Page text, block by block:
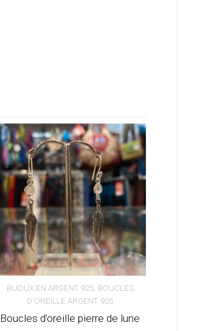
BIJOUX EN ARGENT 925, BOUCLES
D'OREILLE ARGENT 925
Boucles d’oreille pierre de lune